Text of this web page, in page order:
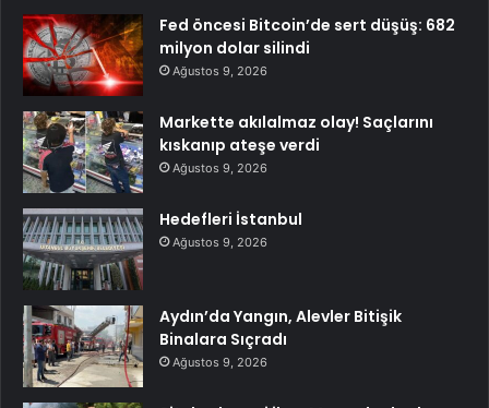
Fed öncesi Bitcoin’de sert düşüş: 682
milyon dolar silindi
Ağustos 9, 2026
Markette akılalmaz olay! Saçlarını
kıskanıp ateşe verdi
Ağustos 9, 2026
Hedefleri İstanbul
Ağustos 9, 2026
Aydın’da Yangın, Alevler Bitişik
Binalara Sıçradı
Ağustos 9, 2026